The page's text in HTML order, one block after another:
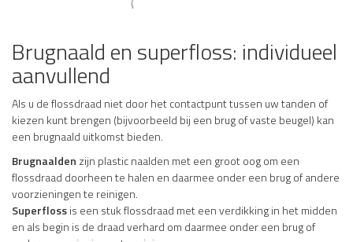
Brugnaald en superfloss: individueel
aanvullend
Als u de flossdraad niet door het contactpunt tussen uw tanden of
kiezen kunt brengen (bijvoorbeeld bij een brug of vaste beugel) kan
een brugnaald uitkomst bieden.
Brugnaalden zijn plastic naalden met een groot oog om een
flossdraad doorheen te halen en daarmee onder een brug of andere
voorzieningen te reinigen.
Superflossis een stuk flossdraad met een verdikking in het midden
en als begin is de draad verhard om daarmee onder een brug of